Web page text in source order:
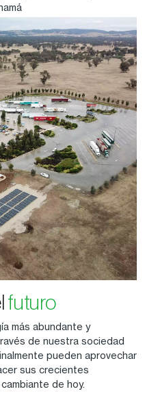
futuro
más abundante y
de nuestra sociedad
pueden aprovechar
sus crecientes
de hoy.